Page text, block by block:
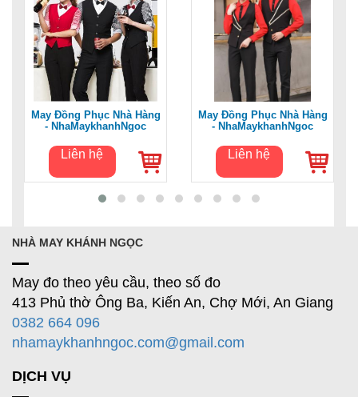
May Đồng Phục Nhà Hàng
- NhaMaykhanhNgoc
Liên hệ
May Đồng Phục Nhà Hàng
- NhaMaykhanhNgoc
Liên hệ
NHÀ MAY KHÁNH NGỌC
May đo theo yêu cầu, theo số đo
413 Phủ thờ Ông Ba, Kiến An, Chợ Mới, An Giang
0382 664 096
nhamaykhanhngoc.com@gmail.com
DỊCH VỤ